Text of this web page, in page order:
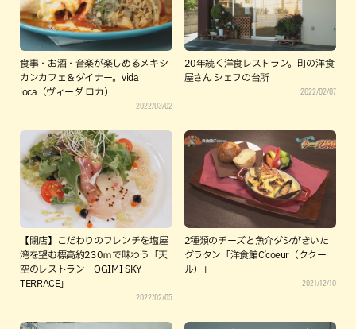
食事・お酒・音楽が楽しめるメキシ
カンカフェ＆ダイナー。vida
loca（ヴィーダ ロカ）
2022/03/02
20年続く洋食レストラン。町の洋食
屋さん シェフの台所
2022/02/07
【閉店】こだわりのフレンチを塩屋
湾を望む標高約230ｍで味わう「天
空のレストラン OGIMI SKY
TERRACE」
2022/02/05
2種類のチーズと魚介ダシがきいた
グラタン「洋食館C’coeur（ククー
ル）」
2021/12/10